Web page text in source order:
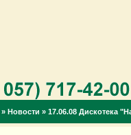
» Новости » 17.06.08 Дискотека